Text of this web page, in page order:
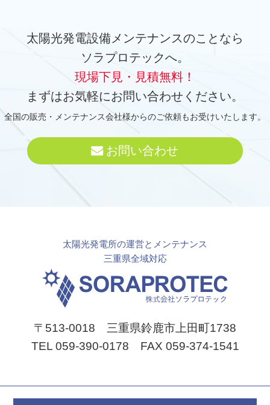
太陽光発電設備メンテナンスのことなら
ソラプロテックへ。
現場下見・見積無料！
まずはお気軽にお問い合わせください。
全国の販売・メンテナンス会社様からのご依頼もお受けいたします。
お問い合わせ
太陽光発電所の運営とメンテナンス
三重県全域対応
〒513-0018 三重県鈴鹿市上田町1738
TEL 059-390-0178 FAX 059-374-1541